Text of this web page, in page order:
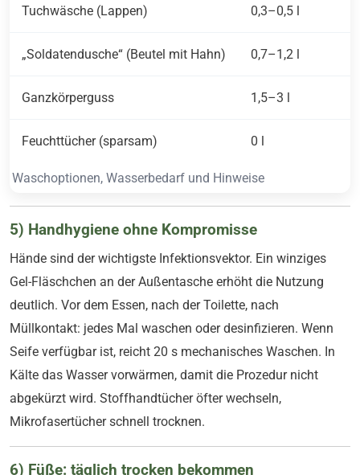
Waschoptionen, Wasserbedarf und Hinweise
Tuchwäsche (Lappen) 0,3–0,5 l
„Soldatendusche“ (Beutel mit Hahn) 0,7–1,2 l
Ganzkörperguss 1,5–3 l
Feuchttücher (sparsam) 0 l
5) Handhygiene ohne Kompromisse
Hände sind der wichtigste Infektionsvektor. Ein winziges
Gel-Fläschchen an der Außentasche erhöht die Nutzung
deutlich. Vor dem Essen, nach der Toilette, nach
Müllkontakt: jedes Mal waschen oder desinfizieren. Wenn
Seife verfügbar ist, reicht 20 s mechanisches Waschen. In
Kälte das Wasser vorwärmen, damit die Prozedur nicht
abgekürzt wird. Stoffhandtücher öfter wechseln,
Mikrofasertücher schnell trocknen.
6) Füße: täglich trocken bekommen